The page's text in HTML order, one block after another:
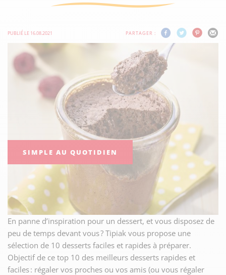
PUBLIÉ LE 16.08.2021 PARTAGER :
SIMPLE AU QUOTIDIEN
En panne d’inspiration pour un dessert, et vous disposez de
peu de temps devant vous ? Tipiak vous propose une
sélection de 10 desserts faciles et rapides à préparer.
Objectif de ce top 10 des meilleurs desserts rapides et
faciles : régaler vos proches ou vos amis (ou vous régaler